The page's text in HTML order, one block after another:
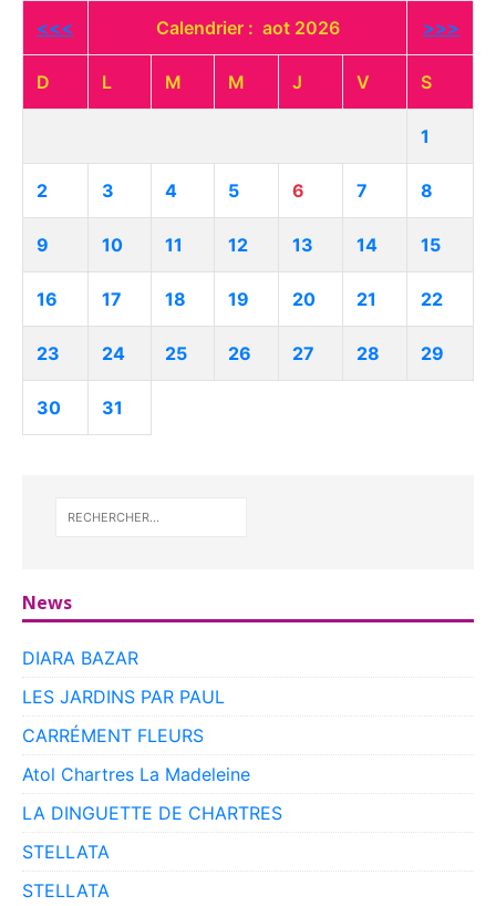
<<< Calendrier : aot 2026 >>>
D L M M J V S
1
2 3 4 5 6 7 8
9 10 11 12 13 14 15
16 17 18 19 20 21 22
23 24 25 26 27 28 29
30 31
News
DIARA BAZAR
LES JARDINS PAR PAUL
CARRÉMENT FLEURS
Atol Chartres La Madeleine
LA DINGUETTE DE CHARTRES
STELLATA
STELLATA